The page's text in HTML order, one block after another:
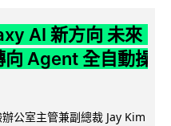
AI 新方向 未來
Agent 全自動操
公室主管兼副總裁 Jay Kim